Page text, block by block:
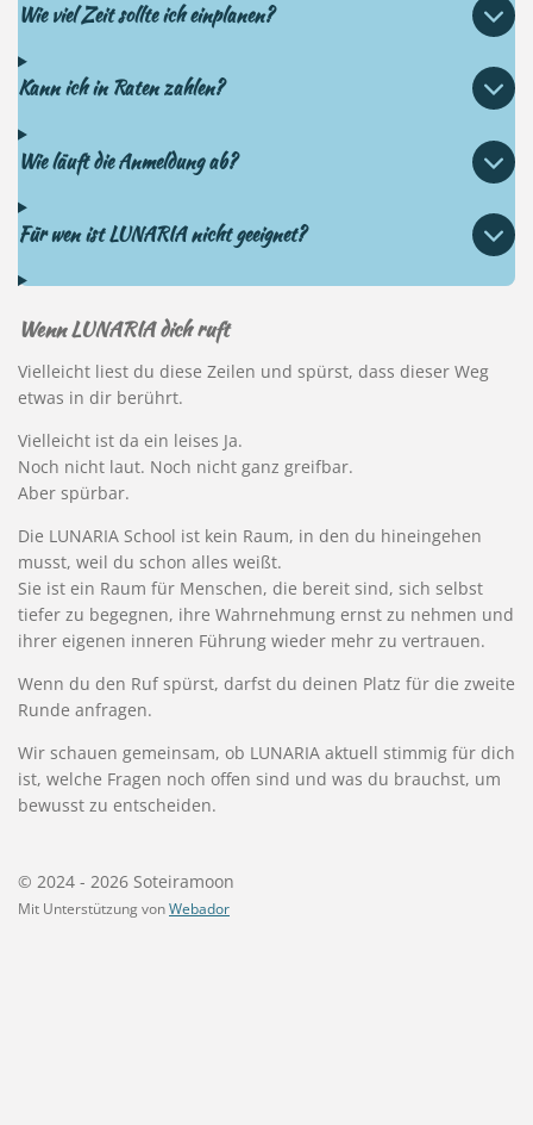
Wie viel Zeit sollte ich einplanen?
Kann ich in Raten zahlen?
Wie läuft die Anmeldung ab?
Für wen ist LUNARIA nicht geeignet?
WennLUNARIA dich ruft
Vielleicht liest du diese Zeilen und spürst, dass dieser Weg
etwas in dir berührt.
Vielleicht ist da ein leises Ja.
Noch nicht laut. Noch nicht ganz greifbar.
Aber spürbar.
Die LUNARIA School ist kein Raum, in den du hineingehen
musst, weil du schon alles weißt.
Sie ist ein Raum für Menschen, die bereit sind, sich selbst
tiefer zu begegnen, ihre Wahrnehmung ernst zu nehmen und
ihrer eigenen inneren Führung wieder mehr zu vertrauen.
Wenn du den Ruf spürst, darfst du deinen Platz für die zweite
Runde anfragen.
Wir schauen gemeinsam, ob LUNARIA aktuell stimmig für dich
ist, welche Fragen noch offen sind und was du brauchst, um
bewusst zu entscheiden.
© 2024 - 2026 Soteiramoon
Mit Unterstützung von Webador